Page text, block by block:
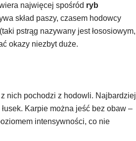
najwięcej spośród ryb
skład paszy, czasem hodowcy
pstrąg nazywany jest łososiowym,
okazy niezbyt duże.
nich pochodzi z hodowli. Najbardziej
Karpie można jeść bez obaw –
intensywności, co nie